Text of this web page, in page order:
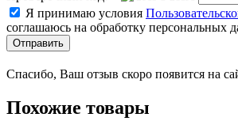
Я принимаю условия
соглашаюсь на обработку персональных
Отправить
Спасибо, Ваш отзыв скоро появится на
Похожие товары